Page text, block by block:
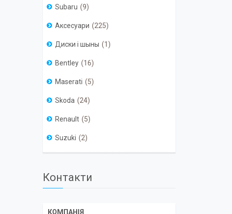
Subaru 9
Аксесуари 225
Диски і шыны 1
Bentley 16
Maserati 5
Skoda 24
Renault 5
Suzuki 2
Контакти